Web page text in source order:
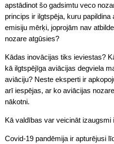
apstādinot šo gadsimtu veco
princips ir ilgtspēja, kuru
emisiju mērķi, joprojām nav
nozare atgūsies?
Kādas inovācijas tiks ieviestas?
kā ilgtspējīga aviācijas degviela
aviāciju? Neste eksperti ir
arī iespējas, ar ko aviācijas
nākotni.
Kā valdības var veicināt
Covid-19 pandēmija ir apturējusi